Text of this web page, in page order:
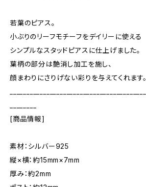
若葉のピアス。
小ぶりのリーフモチーフをデイリーに使える
シンプルなスタッドピアスに仕上げました。
葉柄の部分は艶消し加工を施し、
顔まわりにさりげない彩りを与えてくれます。
[商品情報]
素材：シルバー925
縦×横：約15mm×7mm
厚み：約2mm